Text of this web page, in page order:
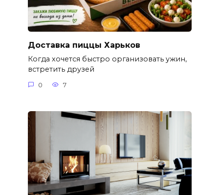
Доставка пиццы Харьков
Когда хочется быстро организовать ужин,
встретить друзей
0 7